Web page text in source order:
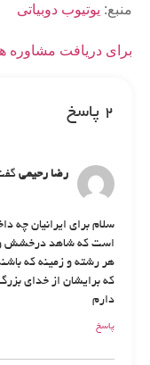
منبع: یوتیوب دوبیاتی
برای دریافت مشاوره
2 پاسخ
رضا رحیمی
سلام برای ایرانیان
است که شاهد درخشش و
هر رشته و زمینه که
که برایشان از خدای
دارم
پاسخ